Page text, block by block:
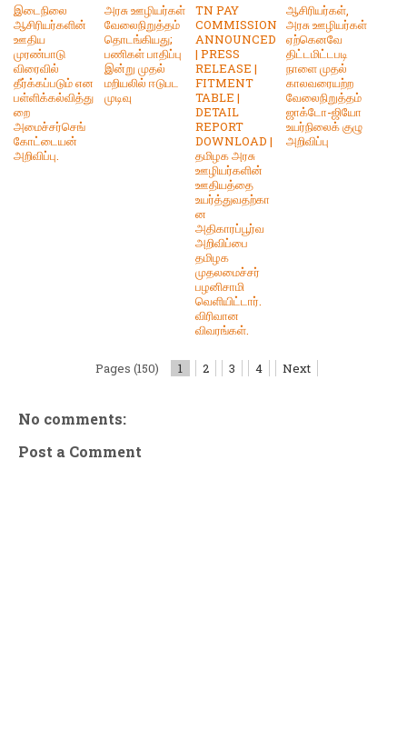
இடைநிலை
ஆசிரியர்களின்
ஊதிய
முரண்பாடு
விரைவில்
தீர்க்கப்படும் என
பள்ளிக்கல்வித்து
றை
அமைச்சர்செங்
கோட்டையன்
அறிவிப்பு.
அரசு ஊழியர்கள்
வேலைநிறுத்தம்
தொடங்கியது;
பணிகள் பாதிப்பு
இன்று முதல்
மறியலில் ஈடுபட
முடிவு
TN PAY
COMMISSION
ANNOUNCED
| PRESS
RELEASE |
FITMENT
TABLE |
DETAIL
REPORT
DOWNLOAD |
தமிழக அரசு
ஊழியர்களின்
ஊதியத்தை
உயர்த்துவதற்கா
ன
அதிகாரப்பூர்வ
அறிவிப்பை
தமிழக
முதலமைச்சர்
பழனிசாமி
வெளியிட்டார்.
விரிவான
விவரங்கள்.
ஆசிரியர்கள்,
அரசு ஊழியர்கள்
ஏற்கெனவே
திட்டமிட்டபடி
நாளை முதல்
காலவரையற்ற
வேலைநிறுத்தம்
ஜாக்டோ-ஜியோ
உயர்நிலைக் குழு
அறிவிப்பு
Pages (150) 1 2 3 4 Next
No comments:
Post a Comment